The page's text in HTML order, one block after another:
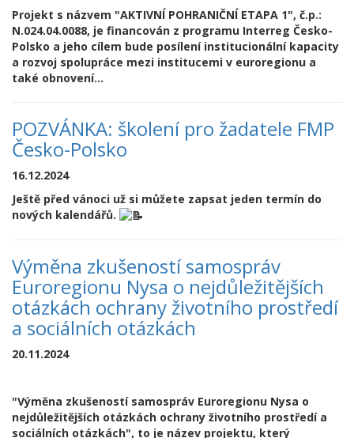
Projekt s názvem "AKTIVNÍ POHRANIČNÍ ETAPA 1", č.p.:
N.024.04.0088, je financován z programu Interreg Česko-
Polsko a jeho cílem bude posílení institucionální kapacity
a rozvoj spolupráce mezi institucemi v euroregionu a
také obnovení...
POZVÁNKA: školení pro žadatele FMP
Česko-Polsko
16.12.2024
Ještě před vánoci už si můžete zapsat jeden termín do
nových kalendářů.
Výměna zkušeností samospráv
Euroregionu Nysa o nejdůležitějších
otázkách ochrany životního prostředí
a sociálních otázkách
20.11.2024
"Výměna zkušeností samospráv Euroregionu Nysa o
nejdůležitějších otázkách ochrany životního prostředí a
sociálních otázkách", to je název projektu, který